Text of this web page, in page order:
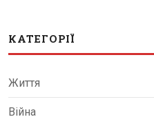
КАТЕГОРІЇ
Життя
Війна